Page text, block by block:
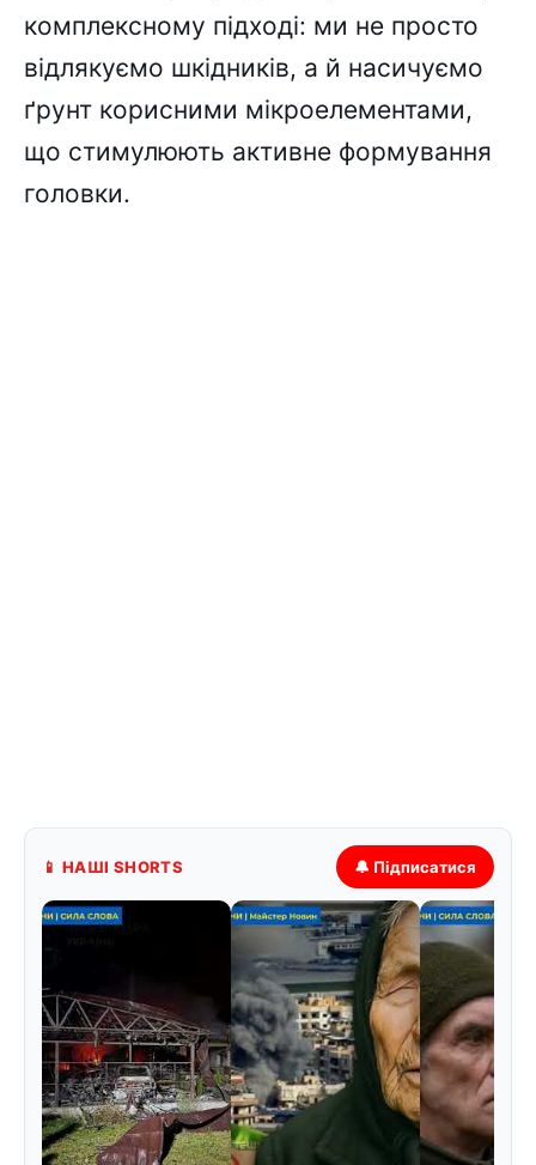
комплексному підході: ми не просто
відлякуємо шкідників, а й насичуємо
ґрунт корисними мікроелементами,
що стимулюють активне формування
головки.
📱 НАШІ SHORTS 🔔 Підписатися